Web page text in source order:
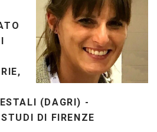
(DAGRI) -
DI FIRENZE